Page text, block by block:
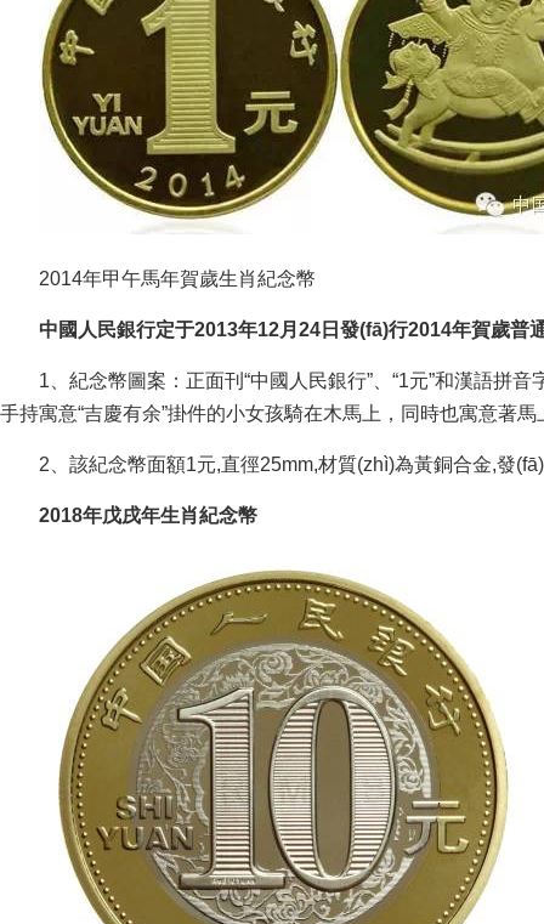
2014年甲午馬年賀歲生肖紀念幣
中國人民銀行定于2013年12月24日發(fā)行2014年賀歲普
1、紀念幣圖案：正面刊“中國人民銀行”、“1元”和漢語拼音
手持寓意“吉慶有余”掛件的小女孩騎在木馬上，同時也寓意著馬上
2、該紀念幣面額1元,直徑25mm,材質(zhì)為黃銅合金,發(fā)
2018年戊戌年生肖紀念幣